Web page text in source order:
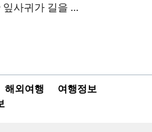
잎사귀가 길을 …
해외여행
여행정보